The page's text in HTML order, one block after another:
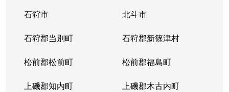
石狩市 北斗市
石狩郡当別町 石狩郡新篠津村
松前郡松前町 松前郡福島町
上磯郡知内町 上磯郡木古内町